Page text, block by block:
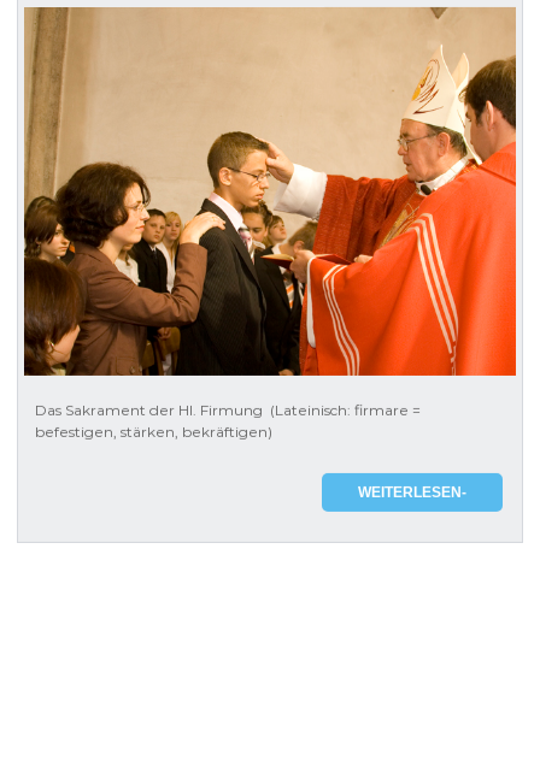
Das Sakrament der Hl. Firmung (Lateinisch: firmare =
befestigen, stärken, bekräftigen)
WEITERLESEN-